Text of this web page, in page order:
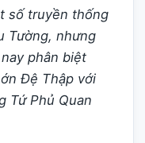
số truyền thống
Tường, nhưng
phân biệt
Đệ Thập với
Tứ Phủ Quan